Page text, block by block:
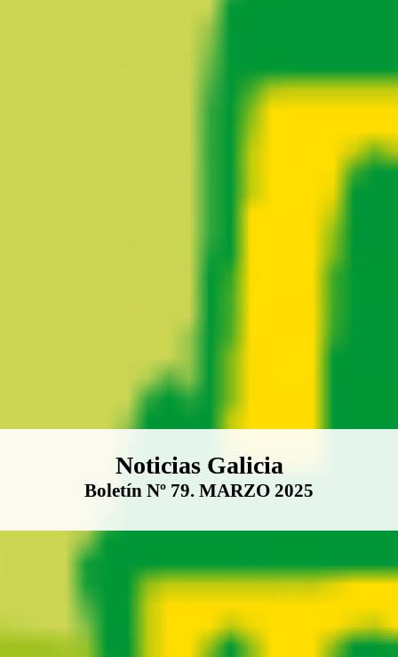
Boletín Noticias Galicia
Noticias Galicia
Boletín Nº 79. MARZO 2025